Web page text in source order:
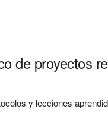
de proyectos
y lecciones